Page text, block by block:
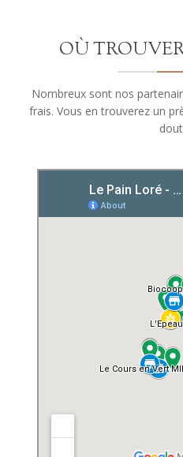
OÙ
Nombreux sont nos
frais. Vous en trouverez un